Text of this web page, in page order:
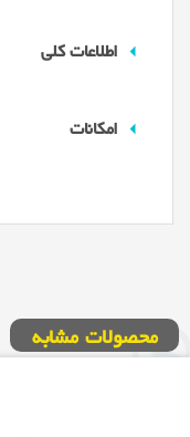
اطلاعات کلی
امکانات
محصولات مشابه